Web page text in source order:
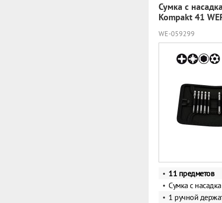
Сумка с
Kompakt 41
WE-059299
11 предметов
Сумка с
1 ручной